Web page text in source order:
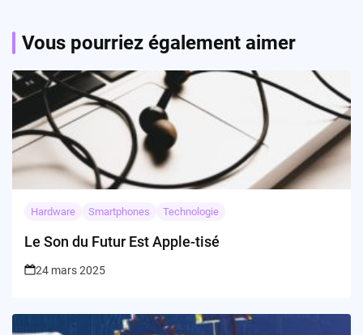
Vous pourriez également aimer
Hardware Smartphones Technologie
Le Son du Futur Est Apple-tisé
24 mars 2025